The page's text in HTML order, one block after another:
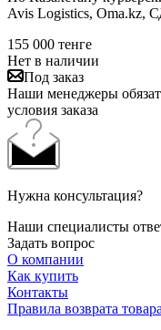
Avis Logistics, Oma.kz,
155 000 тенге
Нет в наличии
Под заказ
Наши менеджеры
условия заказа
Нужна консультация?
Наши специалисты
Задать вопрос
О компании
Как купить
Контакты
Правила возврата товара